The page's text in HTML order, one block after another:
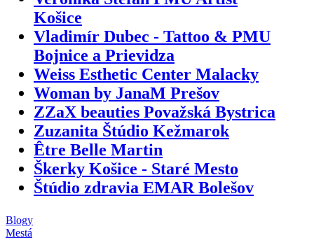
Košice
Vladimír Dubec - Tattoo & PMU
Bojnice a Prievidza
Weiss Esthetic Center Malacky
Woman by JanaM Prešov
ZZaX beauties Považská Bystrica
Zuzanita Štúdio Kežmarok
Être Belle Martin
Škerky Košice - Staré Mesto
Štúdio zdravia EMAR Bolešov
Blogy
Mestá